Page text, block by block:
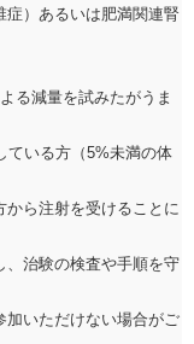
症）あるいは肥満関連腎
る減量を試みたがうま
ている方（5%未満の体
から注射を受けることに
、治験の検査や手順を守
いただけない場合がご